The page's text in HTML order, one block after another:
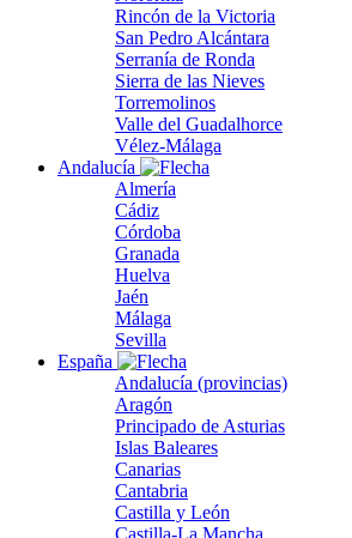
Rincón de la Victoria
San Pedro Alcántara
Serranía de Ronda
Sierra de las Nieves
Torremolinos
Valle del Guadalhorce
Vélez-Málaga
Andalucía
Almería
Cádiz
Córdoba
Granada
Huelva
Jaén
Málaga
Sevilla
España
Andalucía (provincias)
Aragón
Principado de Asturias
Islas Baleares
Canarias
Cantabria
Castilla y León